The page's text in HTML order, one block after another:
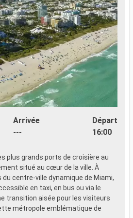
Arrivée
---
Départ
16:00
plus grands ports de croisière au
situé au cœur de la ville. À
centre-ville dynamique de Miami,
en taxi, en bus ou via le
transition aisée pour les visiteurs
métropole emblématique de